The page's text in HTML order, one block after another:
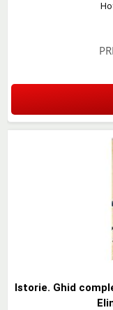
Istorie. Ghid